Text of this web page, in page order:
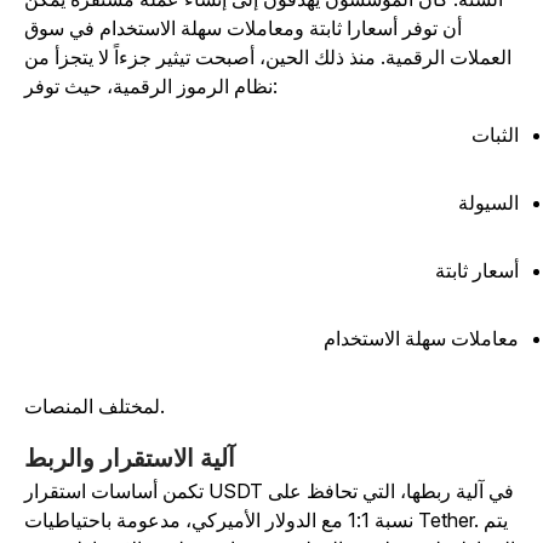
أن توفر أسعارا ثابتة ومعاملات سهلة الاستخدام في سوق
العملات الرقمية. منذ ذلك الحين، أصبحت تيثير جزءاً لا يتجزأ من
ثابتة
سهلة الاستخدام
آلية الاستقرار والربط
تكمن أساسات استقرار USDT في آلية ربطها، التي تحافظ على
نسبة 1:1 مع الدولار الأميركي، مدعومة باحتياطيات Tether. يتم